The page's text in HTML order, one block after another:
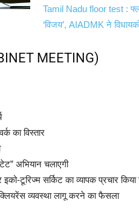
Tamil Nadu floor test :
‘विजय’, AIADMK ने विधायकों
MEETING)
का विस्तार
अभियान चलाएगी
टूरिज्म सर्किट का व्यापक प्रचार किया
व्यवस्था लागू करने का फैसला